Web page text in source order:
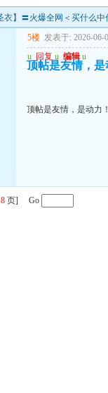
】〓火爆全网＜买什么中
5楼 发表于: 2026-06-
u 回复 u 编辑 u
顶帖是友情，是
顶帖是友情，是动力
页] Go